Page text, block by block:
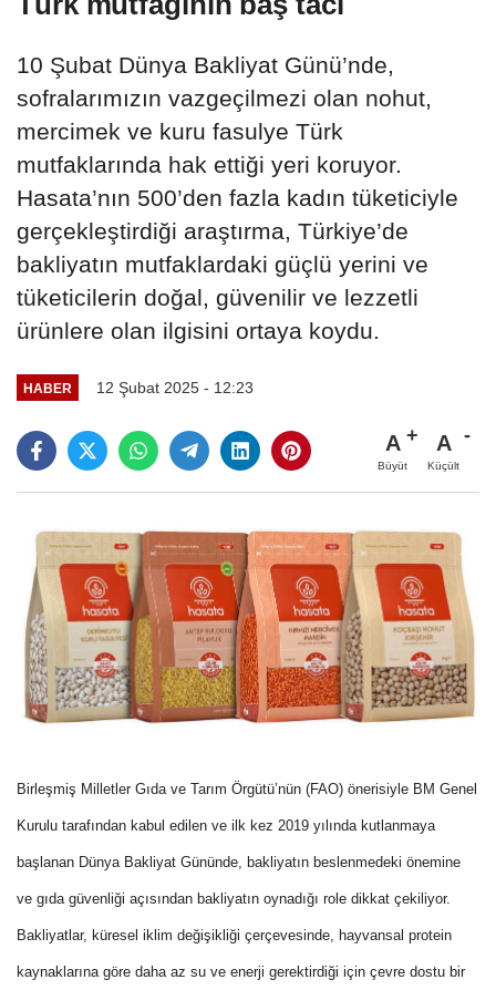
10 Şubat Dünya Bakliyat Günü’nde,
sofralarımızın vazgeçilmezi olan nohut,
mercimek ve kuru fasulye Türk
mutfaklarında hak ettiği yeri koruyor.
Hasata’nın 500’den fazla kadın tüketiciyle
gerçekleştirdiği araştırma, Türkiye’de
bakliyatın mutfaklardaki güçlü yerini ve
tüketicilerin doğal, güvenilir ve lezzetli
ürünlere olan ilgisini ortaya koydu.
HABER 12 Şubat 2025 - 12:23
A
Büyüt
A
Küçült
Birleşmiş Milletler Gıda ve Tarım Örgütü’nün (FAO) önerisiyle BM Genel
Kurulu tarafından kabul edilen ve ilk kez 2019 yılında kutlanmaya
başlanan Dünya Bakliyat Gününde, bakliyatın beslenmedeki önemine
ve gıda güvenliği açısından bakliyatın oynadığı role dikkat çekiliyor.
Bakliyatlar, küresel iklim değişikliği çerçevesinde, hayvansal protein
kaynaklarına göre daha az su ve enerji gerektirdiği için çevre dostu bir